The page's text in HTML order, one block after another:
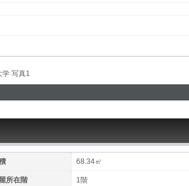
68.34㎡
所在階 1階